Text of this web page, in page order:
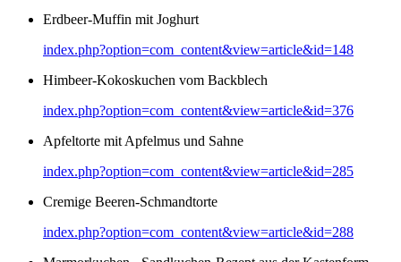
Erdbeer-Muffin mit Joghurt
index.php?option=com_content&view=article&id=148
Himbeer-Kokoskuchen vom Backblech
index.php?option=com_content&view=article&id=376
Apfeltorte mit Apfelmus und Sahne
index.php?option=com_content&view=article&id=285
Cremige Beeren-Schmandtorte
index.php?option=com_content&view=article&id=288